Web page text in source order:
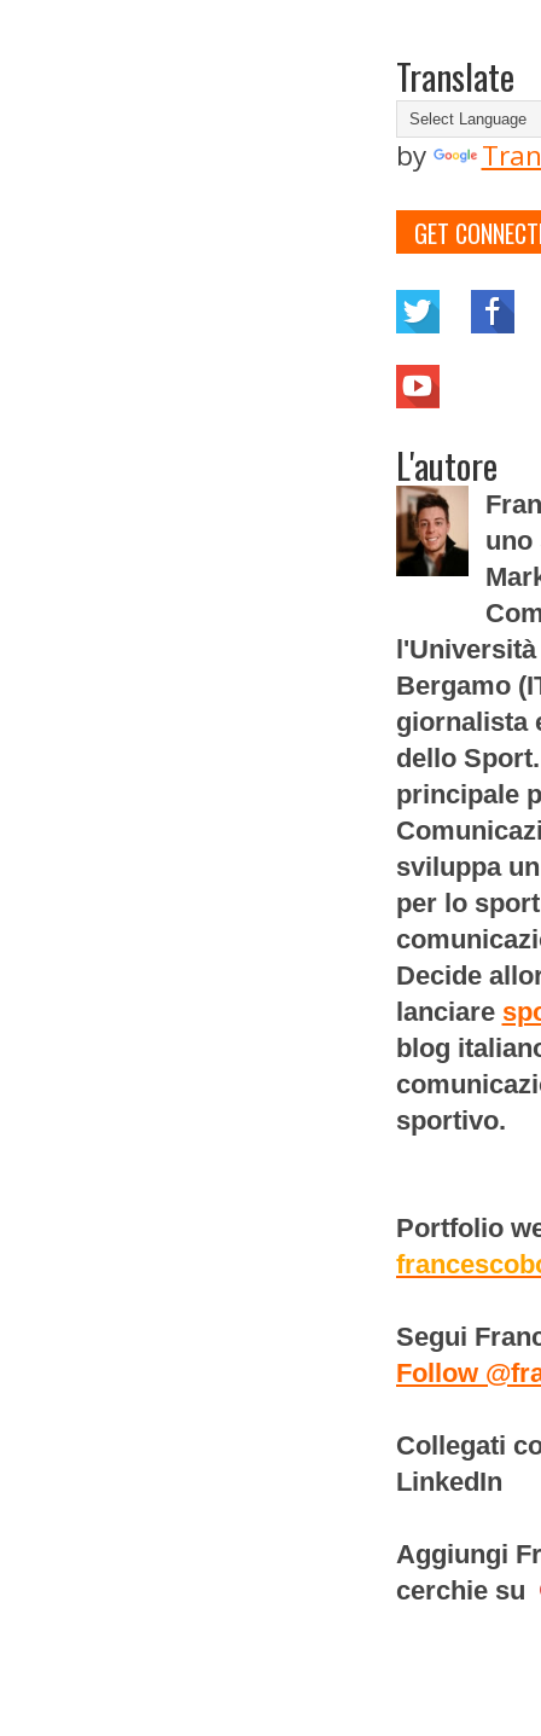
Translate
by
GET
L'autore
uno
Bergamo
giornalista
dello
principale
sviluppa
per lo
Decide
lanciare
blog
sportivo.
Portfolio
Segui
Follow
Collegati
LinkedIn
Aggiungi
cerchie su